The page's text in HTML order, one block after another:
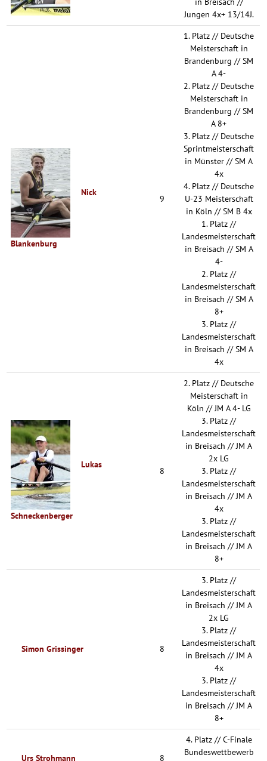
Jungen 4x+ 13/14J.
Nick
Blankenburg
9
1. Platz // Deutsche
Meisterschaft in
Brandenburg // SM
A 4-
2. Platz // Deutsche
Meisterschaft in
Brandenburg // SM
A 8+
3. Platz // Deutsche
Sprintmeisterschaft
in Münster // SM A
4x
4. Platz // Deutsche
U-23 Meisterschaft
in Köln // SM B 4x
1. Platz //
Landesmeisterschaft
in Breisach // SM A
4-
2. Platz //
Landesmeisterschaft
in Breisach // SM A
8+
3. Platz //
Landesmeisterschaft
in Breisach // SM A
4x
Lukas
Schneckenberger
8
2. Platz // Deutsche
Meisterschaft in
Köln // JM A 4- LG
3. Platz //
Landesmeisterschaft
in Breisach // JM A
2x LG
3. Platz //
Landesmeisterschaft
in Breisach // JM A
4x
3. Platz //
Landesmeisterschaft
in Breisach // JM A
8+
Simon Grissinger 8
3. Platz //
Landesmeisterschaft
in Breisach // JM A
2x LG
3. Platz //
Landesmeisterschaft
in Breisach // JM A
4x
3. Platz //
Landesmeisterschaft
in Breisach // JM A
8+
Urs Strohmann 8
4. Platz // C-Finale
Bundeswettbewerb